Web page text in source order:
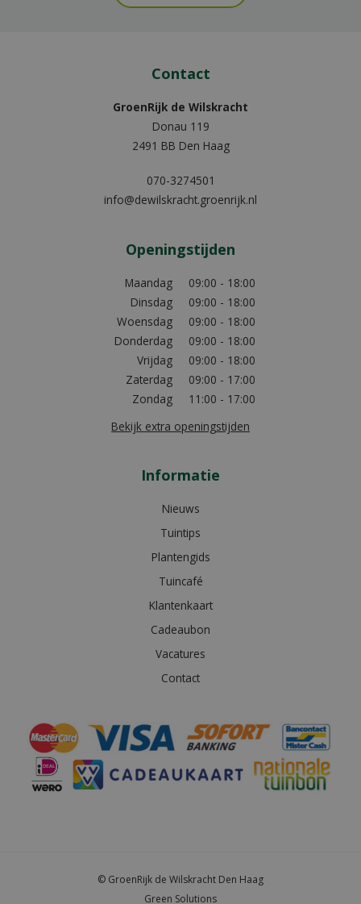
Contact
GroenRijk de Wilskracht
Donau 119
2491 BB Den Haag
070-3274501
info@dewilskracht.groenrijk.nl
Openingstijden
Maandag
09:00 - 18:00
Dinsdag
09:00 - 18:00
Woensdag
09:00 - 18:00
Donderdag
09:00 - 18:00
Vrijdag
09:00 - 18:00
Zaterdag
09:00 - 17:00
Zondag
11:00 - 17:00
Bekijk extra openingstijden
Informatie
Nieuws
Tuintips
Plantengids
Tuincafé
Klantenkaart
Cadeaubon
Vacatures
Contact
© GroenRijk de Wilskracht Den Haag
Green Solutions